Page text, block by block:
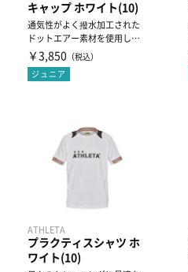
キャップ ホワイト(10)
通気性がよく撥水加工された
ドットエアー素材を使用し
た、ジュニアプラクティスキ
ャッ...
￥3,850 （税込）
ジュニア
ATHLETA
プラクティスシャツ ホ
ワイト(10)